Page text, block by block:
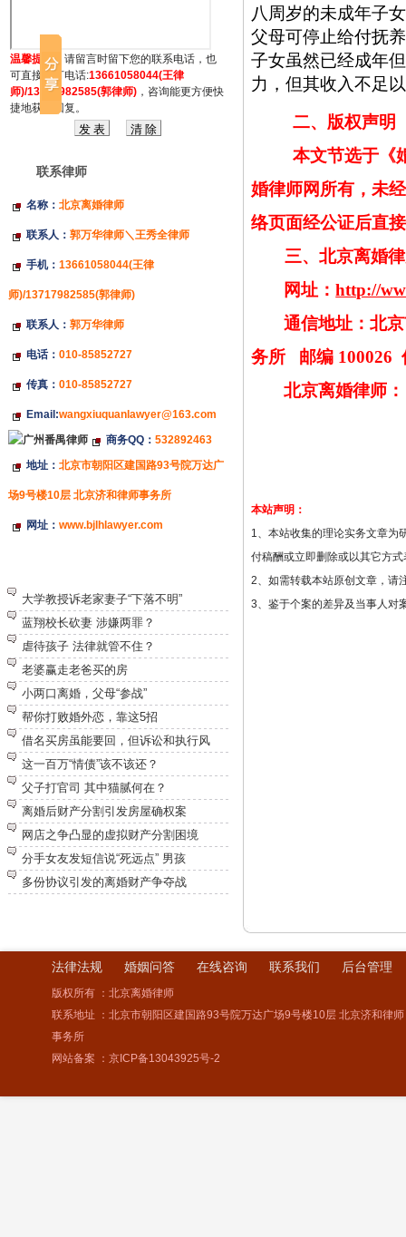
温馨提示： 请留言时留下您的联系电话，也
可直接拔打电话:13661058044(王律
师)/13717982585(郭律师)，咨询能更方便快
捷地获得回复。
联系律师
名称： 北京离婚律师
联系人： 郭万华律师＼王秀全律师
手机： 13661058044(王律
师)/13717982585(郭律师)
联系人： 郭万华律师
电话： 010-85852727
传真： 010-85852727
Email:wangxiuquanlawyer@163.com
商务QQ： 532892463
地址： 北京市朝阳区建国路93号院万达广
场9号楼10层 北京济和律师事务所
网址： www.bjlhlawyer.com
大学教授诉老家妻子“下落不明”
蓝翔校长砍妻 涉嫌两罪？
虐待孩子 法律就管不住？
老婆赢走老爸买的房
小两口离婚，父母“参战”
帮你打败婚外恋，靠这5招
借名买房虽能要回，但诉讼和执行风
这一百万“情债”该不该还？
父子打官司 其中猫腻何在？
离婚后财产分割引发房屋确权案
网店之争凸显的虚拟财产分割困境
分手女友发短信说“死远点” 男孩
多份协议引发的离婚财产争夺战
八周岁的未成年子
父母可停止给付抚
子女虽然已经成年
力，但其收入不足
二、版权声明
本文节选于《
婚律师网所有，未
络页面经公证后直
三、北京离婚
网址：http://
通信地址：北
务所
邮编100026
北京离婚律师：
本站声明：
1、本站收集的理论实务文章为
付稿酬或立即删除或以其它方式
2、如需转载本站原创文章，请
3、鉴于个案的差异及当事人对
法律法规 婚姻问答 在线咨询 联系我们 后台管理
版权所有 ：北京离婚律师
联系地址 ：北京市朝阳区建国路93号院万达广场9号楼10层 北京济和律师
事务所
网站备案 ： 京ICP备13043925号-2